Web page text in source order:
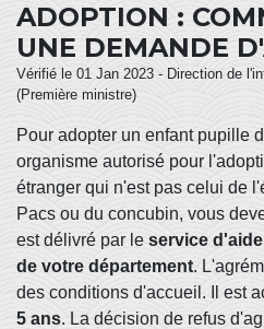
ADOPTION :
UNE DEMANDE
Vérifié le 01 Jan 2023 - Direction de
(Première ministre)
Pour adopter un enfant pupille
organisme autorisé pour
étranger qui n'est pas celui de
Pacs ou du concubin, vous
est délivré par le service
de votre département.
des conditions d'accueil. Il est
5 ans. La décision de refus